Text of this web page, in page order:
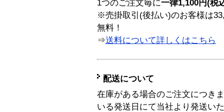
1つのご注文毎に一律1,100円(税
※売掛取引(後払い)のお客様は
無料！
⇒送料について詳しくはこちら
配送について
在庫がある場合のご注文につき
いる発送日にて当社より発送い